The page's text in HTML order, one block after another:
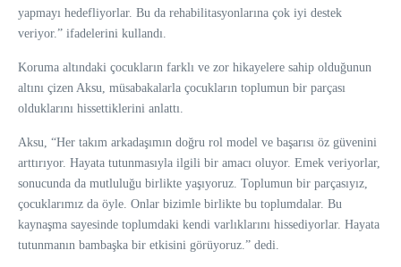
yapmayı hedefliyorlar. Bu da rehabilitasyonlarına çok iyi destek
veriyor.” ifadelerini kullandı.
Koruma altındaki çocukların farklı ve zor hikayelere sahip olduğunun
altını çizen Aksu, müsabakalarla çocukların toplumun bir parçası
olduklarını hissettiklerini anlattı.
Aksu, “Her takım arkadaşımın doğru rol model ve başarısı öz güvenini
arttırıyor. Hayata tutunmasıyla ilgili bir amacı oluyor. Emek veriyorlar,
sonucunda da mutluluğu birlikte yaşıyoruz. Toplumun bir parçasıyız,
çocuklarımız da öyle. Onlar bizimle birlikte bu toplumdalar. Bu
kaynaşma sayesinde toplumdaki kendi varlıklarını hissediyorlar. Hayata
tutunmanın bambaşka bir etkisini görüyoruz.” dedi.